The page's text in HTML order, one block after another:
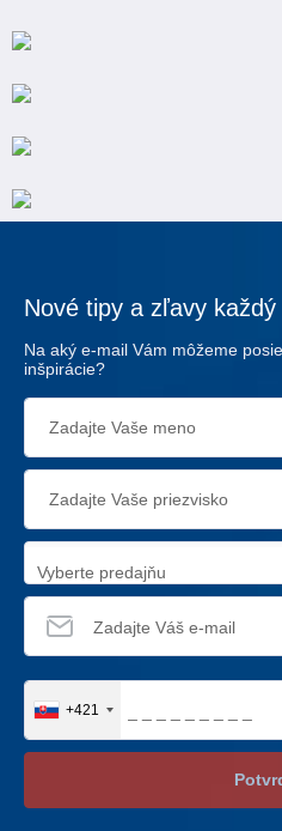
Nové tipy a zľavy každý
Na aký e-mail Vám môžeme
inšpirácie?
Vyberte predajňu
+421